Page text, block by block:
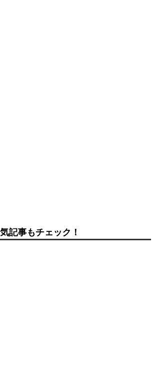
記事もチェック！